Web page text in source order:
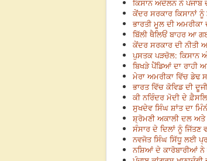
ਕਿਸਾਨ ਅੰਦੋਲਨ ਨੇ
ਕੇਂਦਰ ਸਰਕਾਰ ਕਿਸਾਨਾਂ
ਭਾਰਤੀ ਮੂਲ ਦੀ
ਬਿੱਲੀ ਥੈਲਿਓਂ ਬਾਹਰ ਆ
ਕੇਂਦਰ ਸਰਕਾਰ ਦੀ ਨੀਤੀ
ਪੁਸਤਕ ਪੜਚੋਲ: ਕਿਸਾਨ
ਬਿਖੜੇ ਪੈਂਡਿਆਂ ਦਾ ਰਾਹੀ
ਮੇਰਾ ਅਮਰੀਕਾ ਵਿੱਚ ਡੇਢ
ਭਾਰਤ ਵਿੱਚ ਕੋਵਿਡ ਦੀ
ਕੀ ਨਰਿੰਦਰ ਮੋਦੀ ਦੇ
ਸੁਖਦੇਵ ਸਿੰਘ ਸ਼ਾਂਤ ਦਾ
ਸ਼੍ਰੋਮਣੀ ਅਕਾਲੀ ਦਲ ਅਤੇ
ਸੰਸਾਰ ਦੇ ਦਿਲਾਂ ਨੂੰ
ਨਵਜੋਤ ਸਿੰਘ ਸਿੱਧੂ ਲਈ
ਨਸ਼ਿਆਂ ਦੇ ਕਾਰੋਬਾਰੀਆਂ ਨੇ